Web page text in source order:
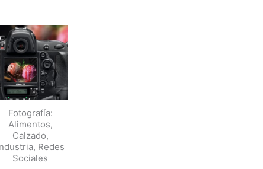
Fotografía:
Alimentos,
Calzado,
Redes
Sociales